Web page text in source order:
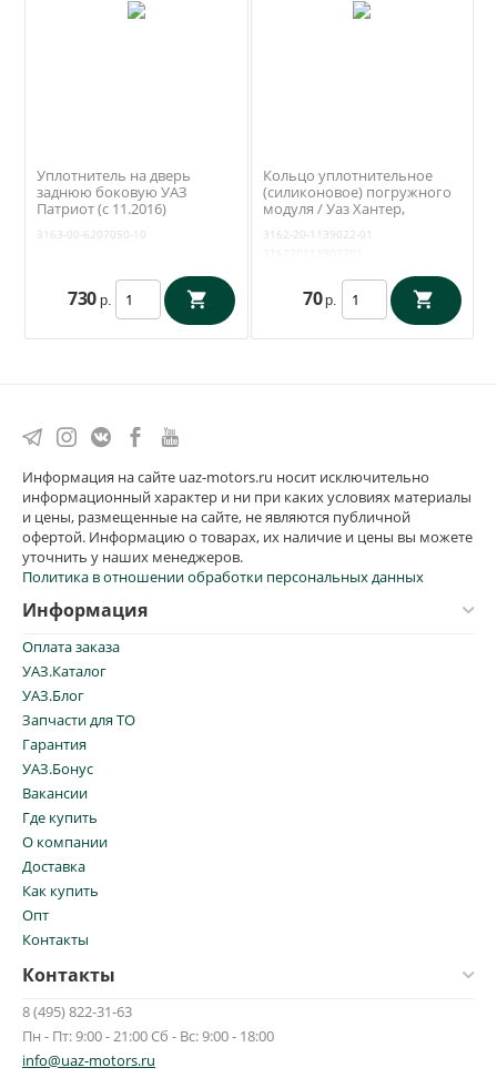
Уплотнитель на дверь
заднюю боковую УАЗ
Патриот (с 11.2016)
Екатеринбург) 3163-00-
3163-00-6207050-10
730 р.
Кольцо уплотнительное
(силиконовое) погружного
модуля / Уаз Хантер,
4213) / 3162-1139022
3162-20-1139022-01
70 р.
Информация на сайте uaz-motors.ru носит исключительно
информационный характер и ни при каких условиях материалы
и цены, размещенные на сайте, не являются публичной
офертой. Информацию о товарах, их наличие и цены вы можете
уточнить у наших менеджеров.
Политика в отношении обработки персональных данных
Информация
Оплата заказа
УАЗ.Каталог
УАЗ.Блог
Запчасти для ТО
Гарантия
УАЗ.Бонус
Вакансии
Где купить
О компании
Доставка
Как купить
Опт
Контакты
Контакты
8 (495) 822-31-63
Пн - Пт: 9:00 - 21:00 Сб - Вс: 9:00 - 18:00
info@uaz-motors.ru